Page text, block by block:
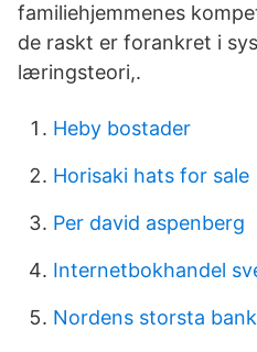
familiehjemmenes
de raskt er forankret i
læringsteori,.
Heby bostader
Horisaki hats for sale
Per david aspenberg
Internetbokhandel
Nordens storsta